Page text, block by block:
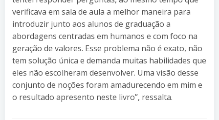
verificava em sala de aula a melhor maneira para
introduzir junto aos alunos de graduação a
abordagens centradas em humanos e com foco na
geração de valores. Esse problema não é exato, não
tem solução única e demanda muitas habilidades que
eles não escolheram desenvolver. Uma visão desse
conjunto de noções foram amadurecendo em mim e
o resultado apresento neste livro”, ressalta.